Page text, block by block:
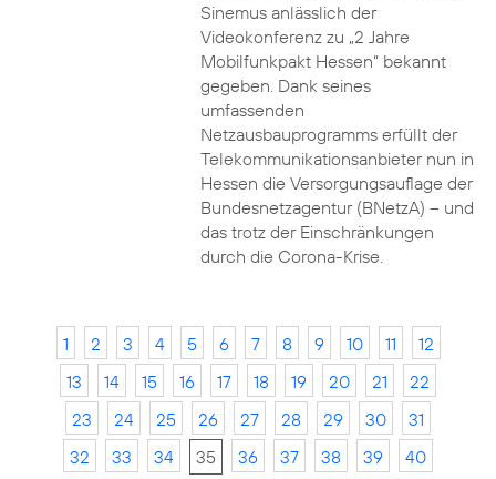
Sinemus anlässlich der
Videokonferenz zu „2 Jahre
Mobilfunkpakt Hessen“ bekannt
gegeben. Dank seines
umfassenden
Netzausbauprogramms erfüllt der
Telekommunikationsanbieter nun in
Hessen die Versorgungsauflage der
Bundesnetzagentur (BNetzA) – und
das trotz der Einschränkungen
durch die Corona-Krise.
1 2 3 4 5 6 7 8 9 10 11
12
13
14 15 16 17 18 19 20 21
22
23
24 25 26 27 28 29 30
31
32
33 34 35 36 37 38 39
40